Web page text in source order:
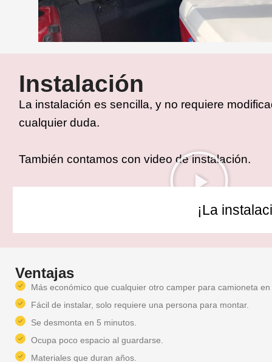
Instalación
La instalación es sencilla, y no requiere
cualquier duda.
También contamos con video de instalación.
¡La
Ventajas
Más económico que cualquier otro camper para camioneta en
Fácil de instalar, solo requiere una persona para montar.
Se desmonta en 5 minutos.
Ocupa poco espacio al guardarse.
Materiales que duran años.